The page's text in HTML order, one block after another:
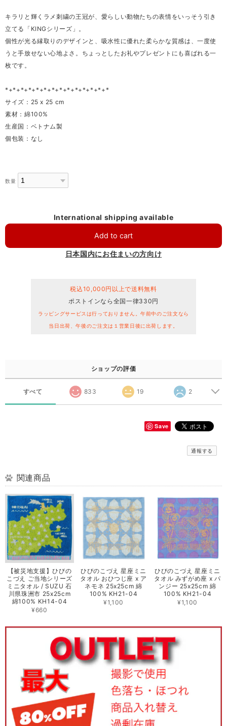
キラリと輝くラメ刺繍の王冠が、愛らしい動物たちの表情をいっそう引き
立てる「KINGシリーズ」。
個性が光る縁取りのデザインと、吸水性に優れた柔らかな質感は、一度使
うと手放せない心地よさ。ちょっとしたお礼やプレゼントにも喜ばれる一
枚です。
*+*+*+*+*+*+*+*+*+*+*+*+*+*
サイズ：25 x 25 cm
素材：綿100%
生産国：ベトナム製
個包装：なし
数量
International shipping available
Add to cart
日本国内にお住まいの方向け
税込10,000円以上で送料無料
ポストインなら全国一律330円
ラッピングサービスは行っておりません。午前中のご注文なら
当日出荷、午後のご注文は１営業日後に出荷します。
ショップの評価
すべて 833 19 2
Save
通報する
関連商品
【被災地支援】ひびの
こづえ ご当地シリーズ
ミニタオル / SUZU 石
川県珠洲市 25x25cm
綿100% KH14-04
¥660
ひびのこづえ 星座ミニ
タオル おひつじ座 x ア
ネモネ 25x25cm 綿
100% KH21-04
¥1,100
ひびのこづえ 星座ミニ
タオル みずがめ座 x パ
ンジー 25x25cm 綿
100% KH21-04
¥1,100